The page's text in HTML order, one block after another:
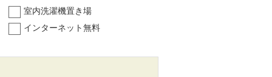
室内洗濯機置き場
インターネット無料